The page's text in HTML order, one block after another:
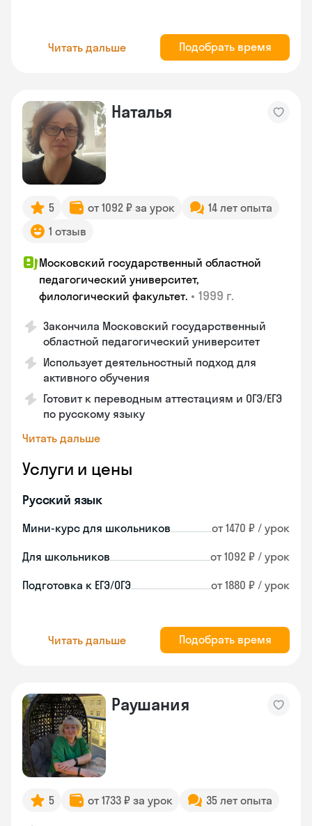
Читать дальше Подобрать время
Наталья
5 от 1092 ₽ за урок
14 лет опыта
1 отзыв
Московский государственный областной
педагогический университет,
филологический факультет. • 1999 г.
Закончилa Московский государственный
областной педагогический университет
Использует деятельностный подход для
активного обучения
Готовит к переводным аттестациям и ОГЭ/ЕГЭ
по русскому языку
Читать дальше
Услуги и цены
Русский язык
Мини-курс для школьников от 1470 ₽ / урок
Для школьников от 1092 ₽ / урок
Подготовка к ЕГЭ/ОГЭ от 1880 ₽ / урок
Читать дальше Подобрать время
Раушания
5 от 1733 ₽ за урок 35 лет опыта